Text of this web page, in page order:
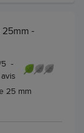
-
5 -
avis
25 mm